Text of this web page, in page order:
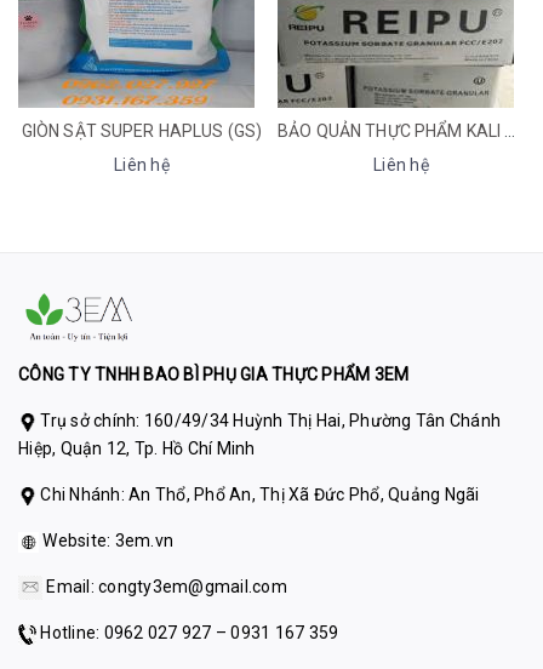
BẢO QUẢN THỰC PHẨM KALI SORBATE (POTASSIUM SORBATE) (INS 202)
Liên hệ
TINH BỘT BẮP AGRO (ẤN ĐỘ)
Liên hệ
CÔNG TY TNHH BAO BÌ PHỤ GIA THỰC PHẨM 3EM
Trụ sở chính: 160/49/34 Huỳnh Thị Hai, Phường Tân Chánh
Hiệp, Quận 12, Tp. Hồ Chí Minh
Chi Nhánh: An Thổ, Phổ An, Thị Xã Đức Phổ, Quảng Ngãi
Website: 3em.vn
Email: congty3em@gmail.com
Hotline: 0962 027 927 – 0931 167 359